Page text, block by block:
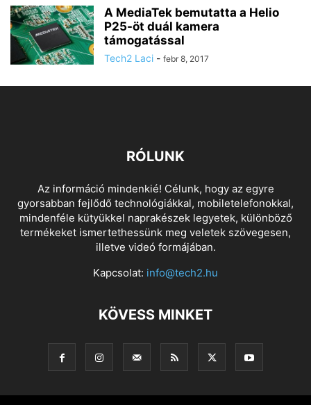
A MediaTek bemutatta a Helio
P25-öt duál kamera
támogatással
Tech2 Laci - febr 8, 2017
RÓLUNK
Az információ mindenkié! Célunk, hogy az egyre
gyorsabban fejlődő technológiákkal, mobiletelefonokkal,
mindenféle kütyükkel naprakészek legyetek, különböző
termékeket ismertethessünk meg veletek szövegesen,
illetve videó formájában.
Kapcsolat: info@tech2.hu
KÖVESS MINKET